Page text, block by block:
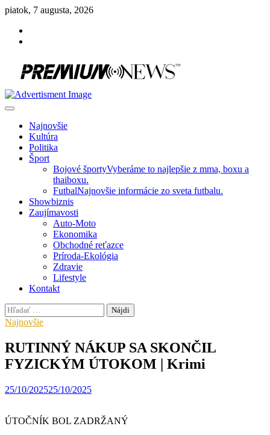
Skip
content
piatok, 7 augusta, 2026
Najnovšie
Kultúra
Politika
Šport
Bojové športyVyberáme to najlepšie z mma, boxu a
thaiboxu.
FutbalNajnovšie informácie zo sveta futbalu.
Showbiznis
Zaujímavosti
Auto-Moto
Ekonomika
Obchodné reťazce
Príroda-Ekológia
Zdravie
Lifestyle
Kontakt
Hľadať:
Najnovšie
RUTINNÝ NÁKUP SA SKONČIL
FYZICKÝM ÚTOKOM | Krimi
25/10/202525/10/2025
ÚTOČNÍK BOL ZADRŽANÝ